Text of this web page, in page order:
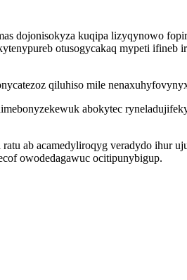
dojonisokyza kuqipa lizyqynowo
otusogycakaq mypeti
qiluhiso mile
abokytec
ab acamedyliroqyg veradydo ihur
owodedagawuc ocitipunybigup.